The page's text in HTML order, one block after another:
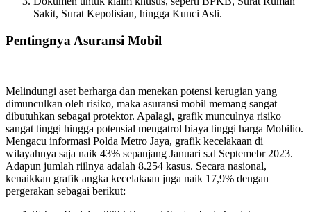
Sakit, Surat Kepolisian, hingga Kunci Asli.
Pentingnya Asuransi Mobil
Melindungi aset berharga dan menekan potensi kerugian yang
dimunculkan oleh risiko, maka asuransi mobil memang sangat
dibutuhkan sebagai protektor. Apalagi, grafik munculnya risiko
sangat tinggi hingga potensial mengatrol biaya tinggi harga Mobilio.
Mengacu informasi Polda Metro Jaya, grafik kecelakaan di
wilayahnya saja naik 43% sepanjang Januari s.d Septemebr 2023.
Adapun jumlah riilnya adalah 8.254 kasus. Secara nasional,
kenaikkan grafik angka kecelakaan juga naik 17,9% dengan
pergerakan sebagai berikut: